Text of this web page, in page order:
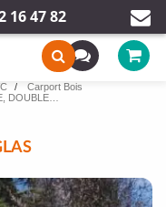
16 47 82
Carport Bois
DOUBLE…